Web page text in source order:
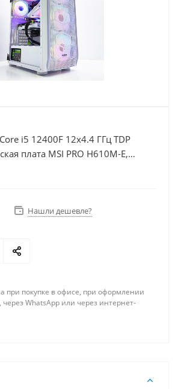
i5 12400F 12x4.4 ГГц TDP
плата MSI PRO H610M-E,
1650 4Гб, Память DDR4 16Gb,
Нашли дешевле?
при покупке в офисе, при оформлении
через WhatsApp или через интернет-